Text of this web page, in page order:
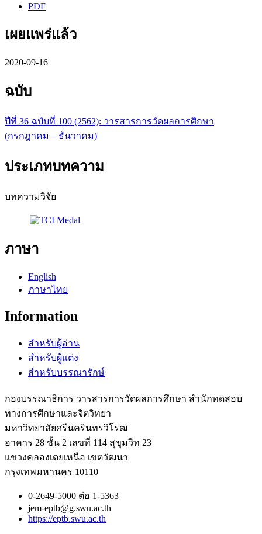
PDF
เผยแพร่แล้ว
2020-09-16
ฉบับ
ปีที่ 36 ฉบับที่ 100 (2562): วารสารการวัดผลการศึกษา
(กรกฎาคม – ธันวาคม)
ประเภทบทความ
บทความวิจัย
ภาษา
English
ภาษาไทย
Information
สำหรับผู้อ่าน
สำหรับผู้แต่ง
สำหรับบรรณารักษ์
กองบรรณาธิการ วารสารการวัดผลการศึกษา สำนักทดสอบ
ทางการศึกษาและจิตวิทยา
มหาวิทยาลัยศรีนครินทรวิโรฒ
อาคาร 28 ชั้น 2 เลขที่ 114 สุขุมวิท 23
แขวงคลองเตยเหนือ เขตวัฒนา
กรุงเทพมหานคร 10110
0-2649-5000 ต่อ 1-5363
jem-eptb@g.swu.ac.th
https://eptb.swu.ac.th